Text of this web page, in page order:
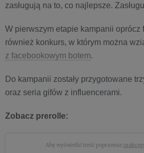
zasługują na to, co najlepsze.
W pierwszym etapie kampanii oprócz
również konkurs, w którym można
z facebookowym botem.
Do kampanii zostały przygotowane
oraz seria gifów z influencerami.
Zobacz prerolle:
Aby wyświetlić treść poprawnie